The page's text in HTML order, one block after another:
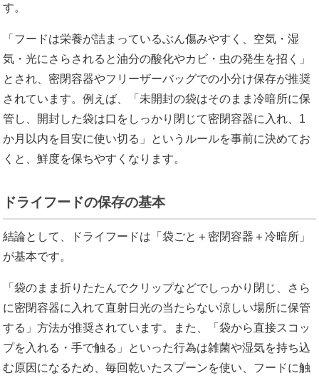
す。
「フードは栄養が詰まっているぶん傷みやすく、空気・湿
気・光にさらされると油分の酸化やカビ・虫の発生を招く」
とされ、密閉容器やフリーザーバッグでの小分け保存が推奨
されています。例えば、「未開封の袋はそのまま冷暗所に保
管し、開封した袋は口をしっかり閉じて密閉容器に入れ、1
か月以内を目安に使い切る」というルールを事前に決めてお
くと、鮮度を保ちやすくなります。
ドライフードの保存の基本
結論として、ドライフードは「袋ごと＋密閉容器＋冷暗所」
が基本です。
「袋のまま折りたたんでクリップなどでしっかり閉じ、さら
に密閉容器に入れて直射日光の当たらない涼しい場所に保管
する」方法が推奨されています。また、「袋から直接スコッ
プを入れる・手で触る」といった行為は雑菌や湿気を持ち込
む原因になるため、毎回乾いたスプーンを使い、フードに触